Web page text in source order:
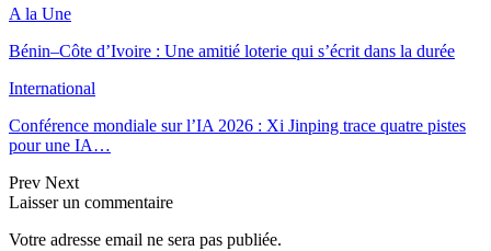
A la Une
Bénin–Côte d’Ivoire : Une amitié loterie qui s’écrit dans la durée
International
Conférence mondiale sur l’IA 2026 : Xi Jinping trace quatre pistes
pour une IA…
Prev Next
Laisser un commentaire
Votre adresse email ne sera pas publiée.